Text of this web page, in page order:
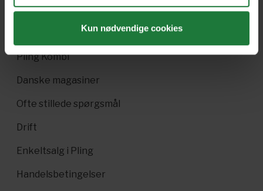
Kun nødvendige cookies
Gavekort
Pling Kombi
Danske magasiner
Ofte stillede spørgsmål
Drift
Enkeltsalg i Pling
Handelsbetingelser